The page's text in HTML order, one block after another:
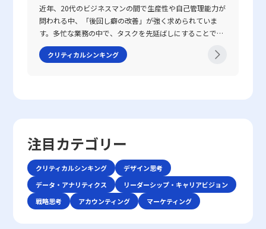
1on1ミーティングの機会を設け、評価結果について対話を行うこ
とで、社員一人ひとりのモチベーション向上や業務改善につなげる
ことが可能となります。こうした取り組みは、組織全体のパフォー
視点で企業の成長を支える重要な要素となります。 まとめ 以上、
面を補完し、組織文化や社員の成長を評価する上で重要な役割を果
たがって、企業は両者をバランスよく統合することで、より多角的
かつ柔軟な評価システムを確立し、業務改善や戦略的意思決定に活
かすことが求められます。また、デジタルトランスフォーメーショ
ンの進展に伴い、タレントマネジメントシステムのようなツールを
ては、以下の点が挙げられます。・まず、話の内容は具体
的に整理し、主語と述語を明確にすることが重要です。特
に急いでいる状況や複雑な問題を扱う場合、あいまいな表
現を避け、論点を整理して伝える努力が必要です。・次
に、相手の理解度を随時確認することが推奨されます。た
ブル回避に寄与します。・さらに、自己の思考を論理的に
果として仕事で話が噛み合わない人との対処法がより効果
的に機能します。論理的思考は、複雑な情報をシンプルに
まとめるための基本スキルであり、コミュニケーションの
質を大きく左右します。これらの注意点を踏まえた上で、
より、メール、チャット、ビデオ会議など多様なコミュニ
ケーション手法が登場しました。しかし、テキストや非対
面のやりとりは時に「既読未読」「いいね」といった簡易
な反応だけに頼る傾向があり、誤解や遅延が発生する可能
性があります。このため、現代のビジネスシーンでは、対
む複合的なプロセスであり、相手にどこまで伝わったか、
あるいは誤解が生じたかを見極める能力が必要となりま
す。「ビジネスにおけるコミュニケーション能力」で成功
を収めるためには、自身の伝えたい内容を明確に定義し、
使用する手段・場面に応じて最適な技術を選択できる柔軟
性が求められます。 特に、若手ビジネスマンにとっては、
ー・オーシャン戦略』にて取り上げられ、赤く血に染まっ
た海をイメージすることで、限られた需要を巡って多数の
企業が激しく争う状況を表現しています。特に、レッドオ
ーシャの 戦い方としてのアプローチは、価格競争に終始し
やすい市場の中で如何にして自社の独自性を打ち出すか、
争いが交錯し、限られた市場シェアの取り合いが続きま
す。そのため、レッドオーシャンの戦い方においては、自
社の強みや独自性を生かした戦略立案が不可欠となりま
す。 レッドオーシャン 戦い方の基本戦略 レッドオーシャ
ン市場で成功を収めるためには、以下の3つの基本戦略が
有効であるとされています。第一に、差別化戦略です。他
社と同じ製品・サービスを提供していては、顧客は選択に
近年、20代のビジネスマンの間で生産性や自己管理能力が
問われる中、「後回し癖の改善」が強く求められていま
す。多忙な業務の中で、タスクを先延ばしにすることで生
じるストレスや自信喪失、生産性の低下は、キャリア形成
において決定的なマイナス要素となりかねません。この記
改善に向けた実践的アプローチを解説します。 先延ばし癖
とは 先延ばし癖とは、必要なタスクや業務を期限内に着
手・遂行せず、後回しにする習慣や傾向を指します。この
現象は単なる怠慢や意志の弱さだけに起因するものではな
く、心理的要因や環境要因の複合的な結果とも言えます。
例えば、失敗への恐怖心や完璧主義、さらにはADHD（注
クリティカルシンキング
注目カテゴリー
クリティカルシンキング
デザイン思考
データ・アナリティクス
リーダーシップ・キャリアビジョン
戦略思考
アカウンティング マーケティング